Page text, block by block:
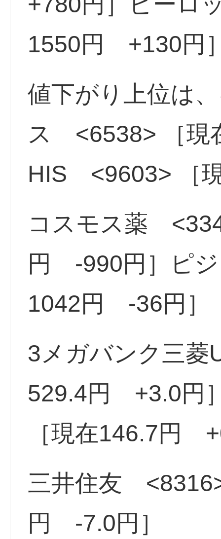
1550円 +130円
値下がり上位は
ス <6538> ［現
HIS <9603> ［
コスモス薬
円 -990円］ピ
1042円 -36円］
3メガバンク三
529.4円 +3.0円
［現在146.7円
三井住友
円 -7.0円］